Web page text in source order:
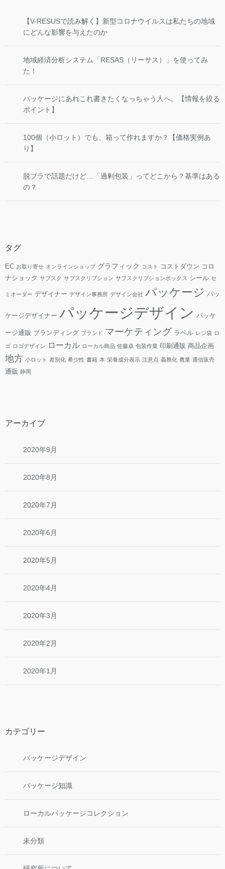
【V-RESUSで読み解く】新型コロナウイルスは私たちの地域
にどんな影響を与えたのか
地域経済分析システム「RESAS（リーサス）」を使ってみ
た！
パッケージにあれこれ書きたくなっちゃう人へ。【情報を絞る
ポイント】
100個（小ロット）でも、箱って作れますか？【価格実例あ
り】
脱プラで話題だけど…「過剰包装」ってどこから？基準はある
の？
タグ
EC お取り寄せ オンラインショップ グラフィック コスト コストダウン コロ
ナショック サブスク サブスクリプション サブスクリプションボックス シール セ
ミオーダー デザイナー デザイン事務所 デザイン会社 パッケージ パッ
ケージデザイナー パッケージデザイン パッケ
ージ通販 ブランディング ブランド マーケティング ラベル レジ袋 ロ
ゴ ロゴデザイン ローカル ローカル商品 佐藤卓 包装作業 印刷通販 商品企画
地方 小ロット 差別化 希少性 書籍 本 栄養成分表示 注意点 義務化 農業 通信販売
通販 静岡
アーカイブ
2020年9月
2020年8月
2020年7月
2020年6月
2020年5月
2020年4月
2020年3月
2020年2月
2020年1月
カテゴリー
パッケージデザイン
パッケージ知識
ローカルパッケージコレクション
未分類